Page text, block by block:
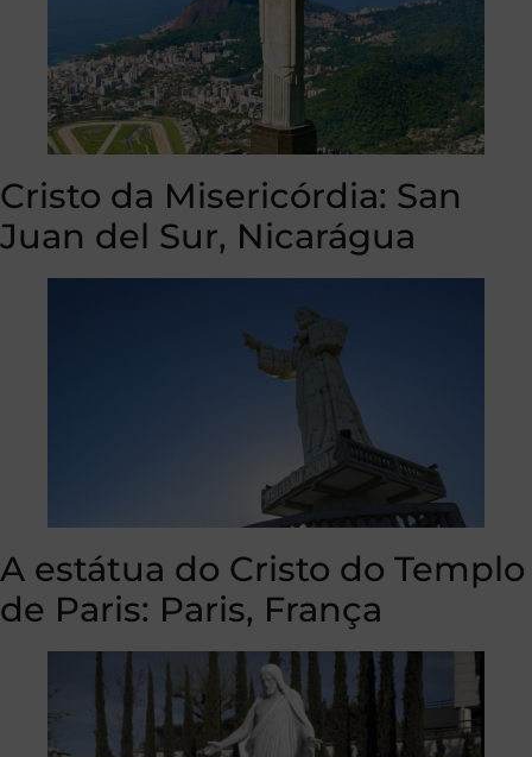
Cristo da Misericórdia: San
Juan del Sur, Nicarágua
A estátua do Cristo do Templo
de Paris: Paris, França